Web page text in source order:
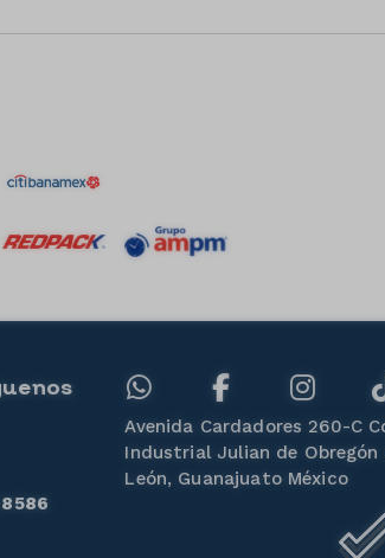
Avenida Cardadores 260-C
Industrial Julian de Obregón
León, Guanajuato México